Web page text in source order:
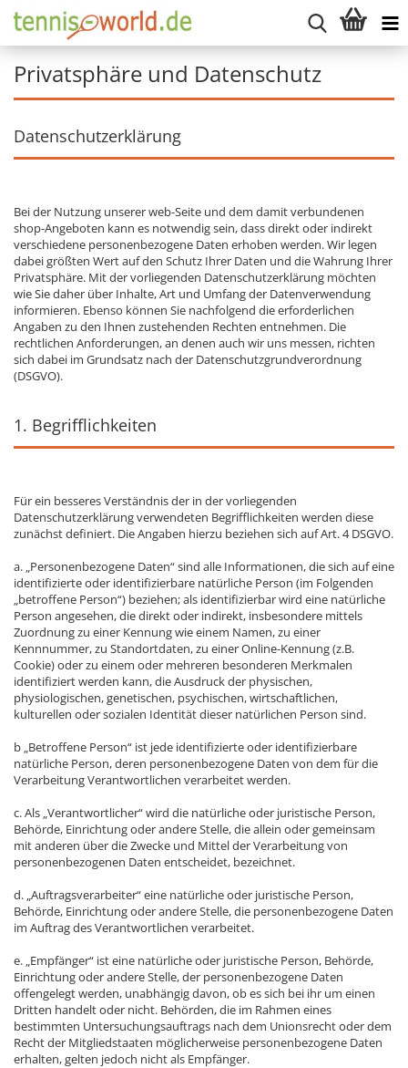
Privatsphäre und Datenschutz
Datenschutzerklärung
Bei der Nutzung unserer web-Seite und dem damit verbundenen
shop-Angeboten kann es notwendig sein, dass direkt oder indirekt
verschiedene personenbezogene Daten erhoben werden. Wir legen
dabei größten Wert auf den Schutz Ihrer Daten und die Wahrung Ihrer
Privatsphäre. Mit der vorliegenden Datenschutzerklärung möchten
wie Sie daher über Inhalte, Art und Umfang der Datenverwendung
informieren. Ebenso können Sie nachfolgend die erforderlichen
Angaben zu den Ihnen zustehenden Rechten entnehmen. Die
rechtlichen Anforderungen, an denen auch wir uns messen, richten
sich dabei im Grundsatz nach der Datenschutzgrundverordnung
(DSGVO).
1. Begrifflichkeiten
Für ein besseres Verständnis der in der vorliegenden
Datenschutzerklärung verwendeten Begrifflichkeiten werden diese
zunächst definiert. Die Angaben hierzu beziehen sich auf Art. 4 DSGVO.
a. „Personenbezogene Daten“ sind alle Informationen, die sich auf eine
identifizierte oder identifizierbare natürliche Person (im Folgenden
„betroffene Person“) beziehen; als identifizierbar wird eine natürliche
Person angesehen, die direkt oder indirekt, insbesondere mittels
Zuordnung zu einer Kennung wie einem Namen, zu einer
Kennnummer, zu Standortdaten, zu einer Online-Kennung (z.B.
Cookie) oder zu einem oder mehreren besonderen Merkmalen
identifiziert werden kann, die Ausdruck der physischen,
physiologischen, genetischen, psychischen, wirtschaftlichen,
kulturellen oder sozialen Identität dieser natürlichen Person sind.
b „Betroffene Person“ ist jede identifizierte oder identifizierbare
natürliche Person, deren personenbezogene Daten von dem für die
Verarbeitung Verantwortlichen verarbeitet werden.
c. Als „Verantwortlicher“ wird die natürliche oder juristische Person,
Behörde, Einrichtung oder andere Stelle, die allein oder gemeinsam
mit anderen über die Zwecke und Mittel der Verarbeitung von
personenbezogenen Daten entscheidet, bezeichnet.
d. „Auftragsverarbeiter“ eine natürliche oder juristische Person,
Behörde, Einrichtung oder andere Stelle, die personenbezogene Daten
im Auftrag des Verantwortlichen verarbeitet.
e. „Empfänger“ ist eine natürliche oder juristische Person, Behörde,
Einrichtung oder andere Stelle, der personenbezogene Daten
offengelegt werden, unabhängig davon, ob es sich bei ihr um einen
Dritten handelt oder nicht. Behörden, die im Rahmen eines
bestimmten Untersuchungsauftrags nach dem Unionsrecht oder dem
Recht der Mitgliedstaaten möglicherweise personenbezogene Daten
erhalten, gelten jedoch nicht als Empfänger.